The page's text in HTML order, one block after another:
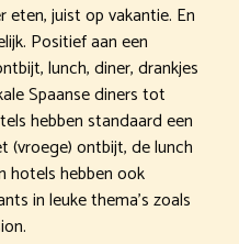
eten, juist op vakantie. En
Positief aan een
lunch, diner, drankjes
Spaanse diners tot
hebben standaard een
ontbijt, de lunch
hotels hebben ook
in leuke thema’s zoals